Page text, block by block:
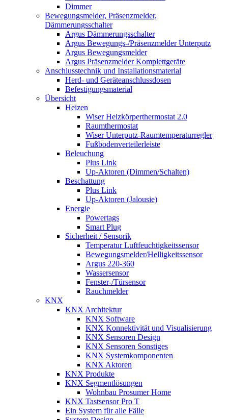
Dimmer
Bewegungsmelder, Präsenzmelder,
Dämmerungsschalter
Argus Dämmerungsschalter
Argus Bewegungs-/Präsenzmelder Unterputz
Argus Bewegungsmelder
Argus Präsenzmelder Komplettgeräte
Anschlusstechnik und Installationsmaterial
Herd- und Geräteanschlussdosen
Befestigungsmaterial
Übersicht
Heizen
Wiser Heizkörperthermostat 2.0
Raumthermostat
Wiser Unterputz-Raumtemperaturregler
Fußbodenverteilerleiste
Beleuchung
Plus Link
Up-Aktoren (Dimmen/Schalten)
Beschattung
Plus Link
Up-Aktoren (Jalousie)
Energie
Powertags
Smart Plug
Sicherheit / Sensorik
Temperatur Luftfeuchtigkeitssensor
Bewegungsmelder/Helligkeitssensor
Argus 220-360
Wassersensor
Fenster-/Türsensor
Rauchmelder
KNX
KNX Architektur
KNX Software
KNX Konnektivität und Visualisierung
KNX Sensoren Design
KNX Sensoren Sonstiges
KNX Systemkomponenten
KNX Aktoren
KNX Produkte
KNX Segmentlösungen
Wohnbau Prosumer Home
KNX Tastsensor Pro T
Ein System für alle Fälle